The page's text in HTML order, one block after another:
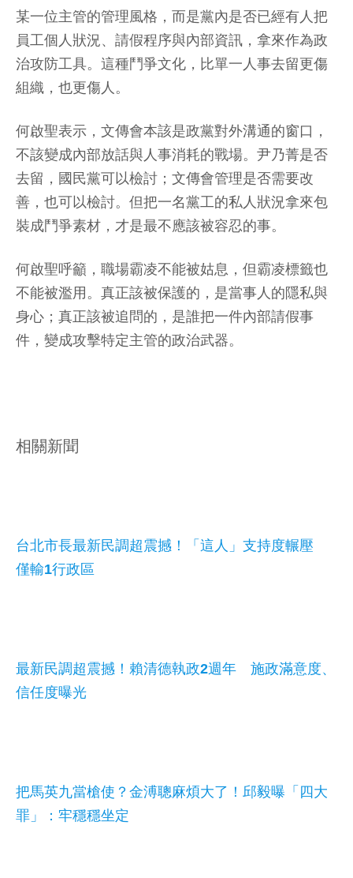
某一位主管的管理風格，而是黨內是否已經有人把
員工個人狀況、請假程序與內部資訊，拿來作為政
治攻防工具。這種鬥爭文化，比單一人事去留更傷
組織，也更傷人。
何啟聖表示，文傳會本該是政黨對外溝通的窗口，
不該變成內部放話與人事消耗的戰場。尹乃菁是否
去留，國民黨可以檢討；文傳會管理是否需要改
善，也可以檢討。但把一名黨工的私人狀況拿來包
裝成鬥爭素材，才是最不應該被容忍的事。
何啟聖呼籲，職場霸凌不能被姑息，但霸凌標籤也
不能被濫用。真正該被保護的，是當事人的隱私與
身心；真正該被追問的，是誰把一件內部請假事
件，變成攻擊特定主管的政治武器。
相關新聞
台北市長最新民調超震撼！「這人」支持度輾壓
僅輸1行政區
最新民調超震撼！賴清德執政2週年 施政滿意度、
信任度曝光
把馬英九當槍使？金溥聰麻煩大了！邱毅曝「四大
罪」：牢穩穩坐定